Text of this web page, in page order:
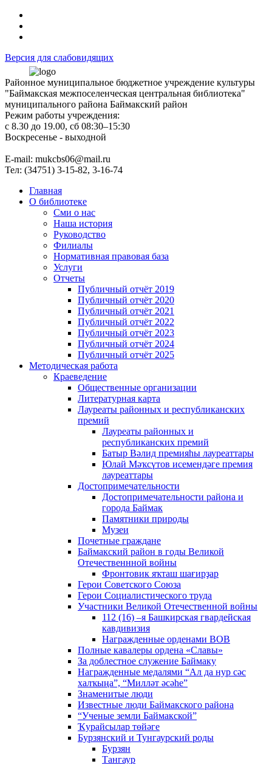
Версия для слабовидящих
Районное муниципальное бюджетное учреждение культуры
"Баймакская межпоселенческая центральная библиотека"
муниципального района Баймакский район
Режим работы учреждения:
с 8.30 до 19.00, сб 08:30–15:30
Воскресенье - выходной
Е-mail: mukcbs06@mail.ru
Тел: (34751) 3-15-82, 3-16-74
Главная
О библиотеке
Сми о нас
Наша история
Руководство
Филиалы
Нормативная правовая база
Услуги
Отчеты
Публичный отчёт 2019
Публичный отчёт 2020
Публичный отчёт 2021
Публичный отчёт 2022
Публичный отчёт 2023
Публичный отчёт 2024
Публичный отчёт 2025
Методическая работа
Краеведение
Общественные организации
Литературная карта
Лауреаты районных и республиканских
премий
Лауреаты районных и
республиканских премий
Батыр Вәлид премияһы лауреаттары
Юлай Мәҡсүтов исемендәге премия
лауреаттары
Достопримечательности
Достопримечательности района и
города Баймак
Памятники природы
Музеи
Почетные граждане
Баймакский район в годы Великой
Отечественнной войны
Фронтовик яҡташ шағирҙар
Герои Советского Союза
Герои Социалистического труда
Участники Великой Отечественной войны
112 (16) –я Башкирская гвардейская
кавдивизия
Награжденные орденами ВОВ
Полные кавалеры ордена «Славы»
За доблестное служение Баймаку
Награжденные медалями “Ал да нур сәс
халҡыңа”, “Милләт әсәһе”
Знаменитые люди
Известные люди Баймакского района
“Ученые земли Баймакской”
Ҡурайсылар төйәге
Бурзянский и Тунгаурский роды
Бурзян
Тангаур